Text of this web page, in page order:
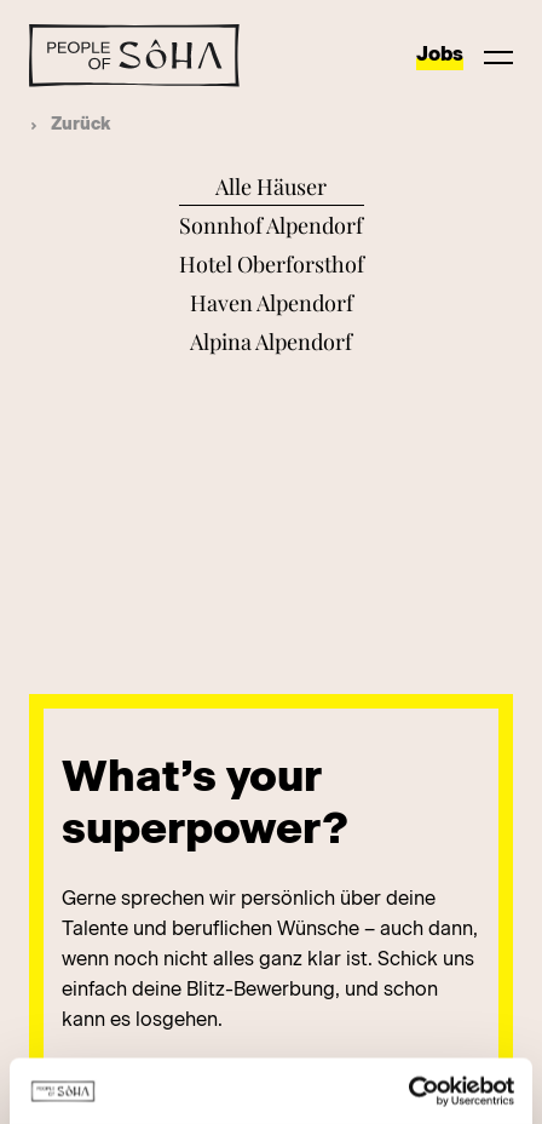
Jobs
Zurück
What’s your
superpower?
Gerne sprechen wir persönlich über deine
Talente und beruflichen Wünsche – auch dann,
wenn noch nicht alles ganz klar ist. Schick uns
einfach deine Blitz-Bewerbung, und schon
kann es losgehen.
jetzt bewerben